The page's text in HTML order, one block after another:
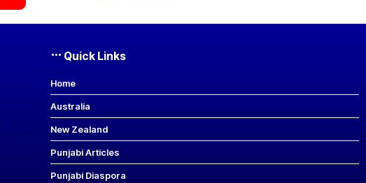
Quick Links
Home
Australia
New Zealand
Punjabi Articles
Punjabi Diaspora